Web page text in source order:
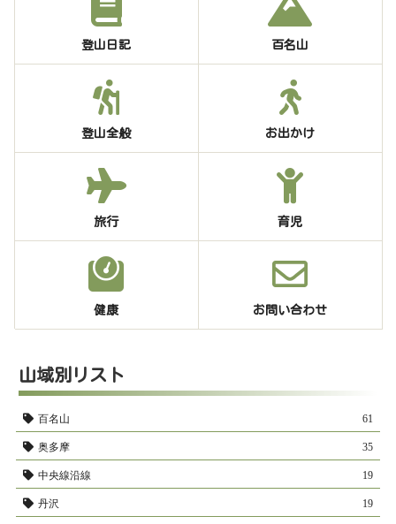
登山日記 百名山
登山全般 お出かけ
旅行 育児
健康 お問い合わせ
山域別リスト
百名山 61
奥多摩 35
中央線沿線 19
丹沢 19